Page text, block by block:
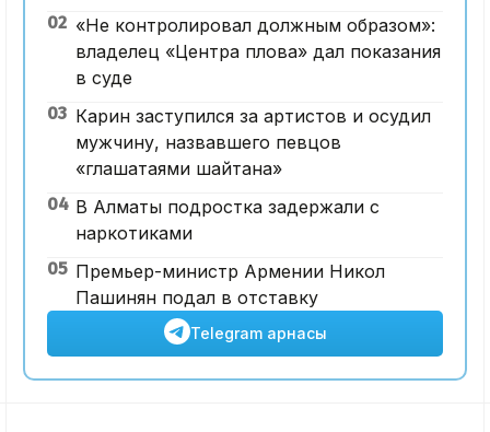
02 «Не контролировал должным образом»:
владелец «Центра плова» дал показания
в суде
03 Карин заступился за артистов и осудил
мужчину, назвавшего певцов
«глашатаями шайтана»
04 В Алматы подростка задержали с
наркотиками
05 Премьер-министр Армении Никол
Пашинян подал в отставку
Telegram арнасы